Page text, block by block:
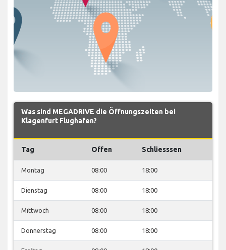
Was sind MEGADRIVE die Öffnungszeiten bei
Klagenfurt Flughafen?
Tag Offen Schliesssen
Montag 08:00 18:00
Dienstag 08:00 18:00
Mittwoch 08:00 18:00
Donnerstag 08:00 18:00